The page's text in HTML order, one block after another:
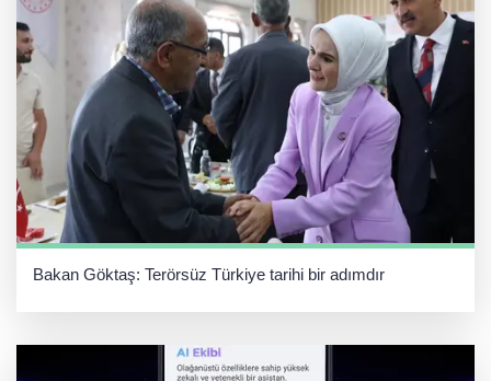
Bakan Göktaş: Terörsüz Türkiye tarihi bir adımdır